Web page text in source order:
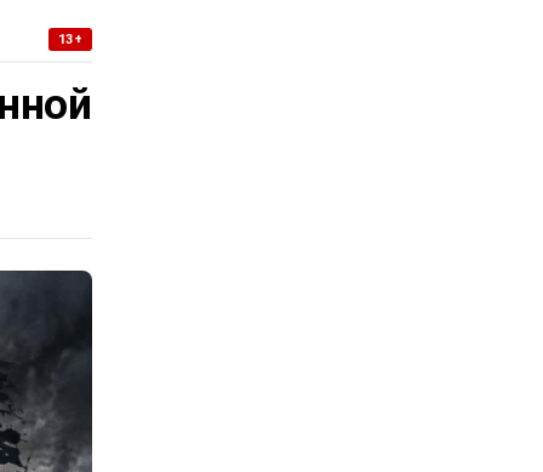
13+